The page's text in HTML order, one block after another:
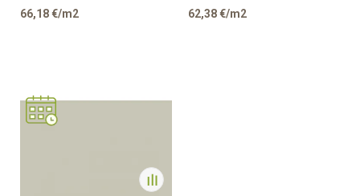
66,18€/m2
EGGER
62,38€/m2